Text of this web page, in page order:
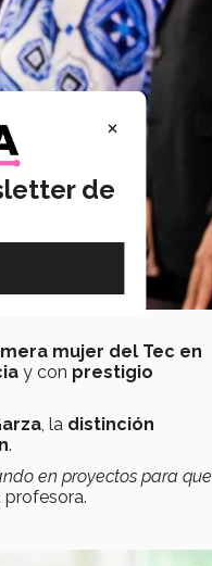
mujer del Tec en
y con prestigio
, la distinción
.
en proyectos para que
×
de